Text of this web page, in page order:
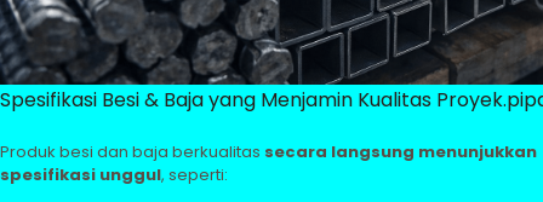
Spesifikasi Besi & Baja yang Menjamin Kualitas
Produk besi dan baja berkualitas secara langsung menunjukkan
spesifikasi unggul, seperti: